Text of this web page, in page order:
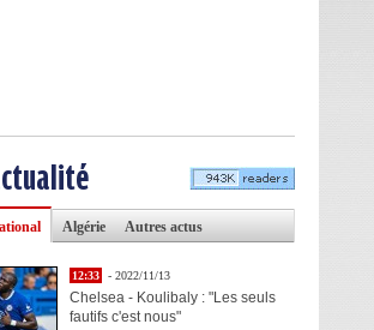
Algérie Autres actus
12:33 - 2022/11/13
Chelsea - Koulibaly : "Les seuls
fautifs c'est nous"